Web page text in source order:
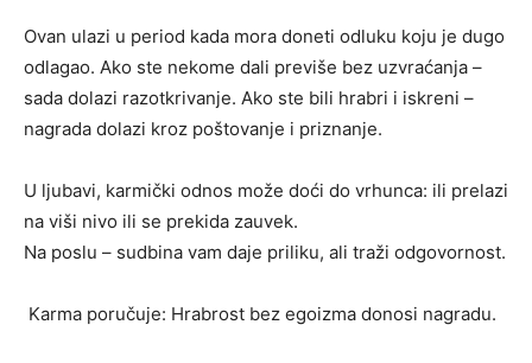
Ovan ulazi u period kada mora doneti odluku koju je dugo
odlagao. Ako ste nekome dali previše bez uzvraćanja –
sada dolazi razotkrivanje. Ako ste bili hrabri i iskreni –
nagrada dolazi kroz poštovanje i priznanje.
U ljubavi, karmički odnos može doći do vrhunca: ili prelazi
na viši nivo ili se prekida zauvek.
Na poslu – sudbina vam daje priliku, ali traži odgovornost.
Karma poručuje: Hrabrost bez egoizma donosi nagradu.